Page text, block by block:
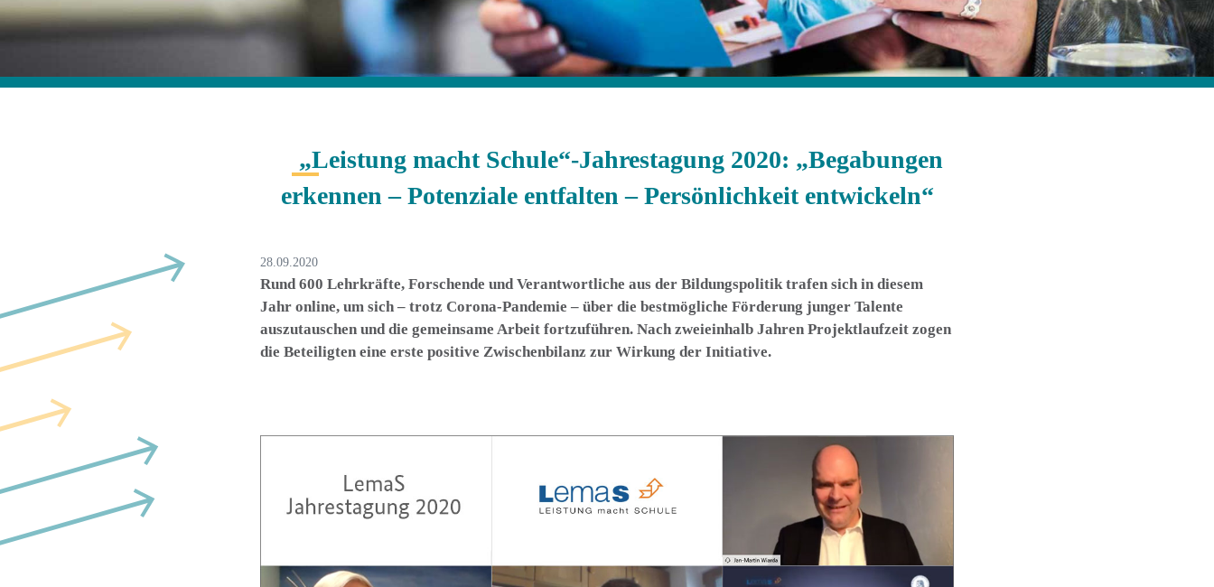
„Leistung macht Schule“-Jahrestagung 2020: „Begabungen
erkennen – Potenziale entfalten – Persönlichkeit entwickeln“
28.09.2020
Rund 600 Lehrkräfte, Forschende und Verantwortliche aus der Bildungspolitik trafen sich in diesem
Jahr online, um sich – trotz Corona-Pandemie – über die bestmögliche Förderung junger Talente
auszutauschen und die gemeinsame Arbeit fortzuführen. Nach zweieinhalb Jahren Projektlaufzeit zogen
die Beteiligten eine erste positive Zwischenbilanz zur Wirkung der Initiative.